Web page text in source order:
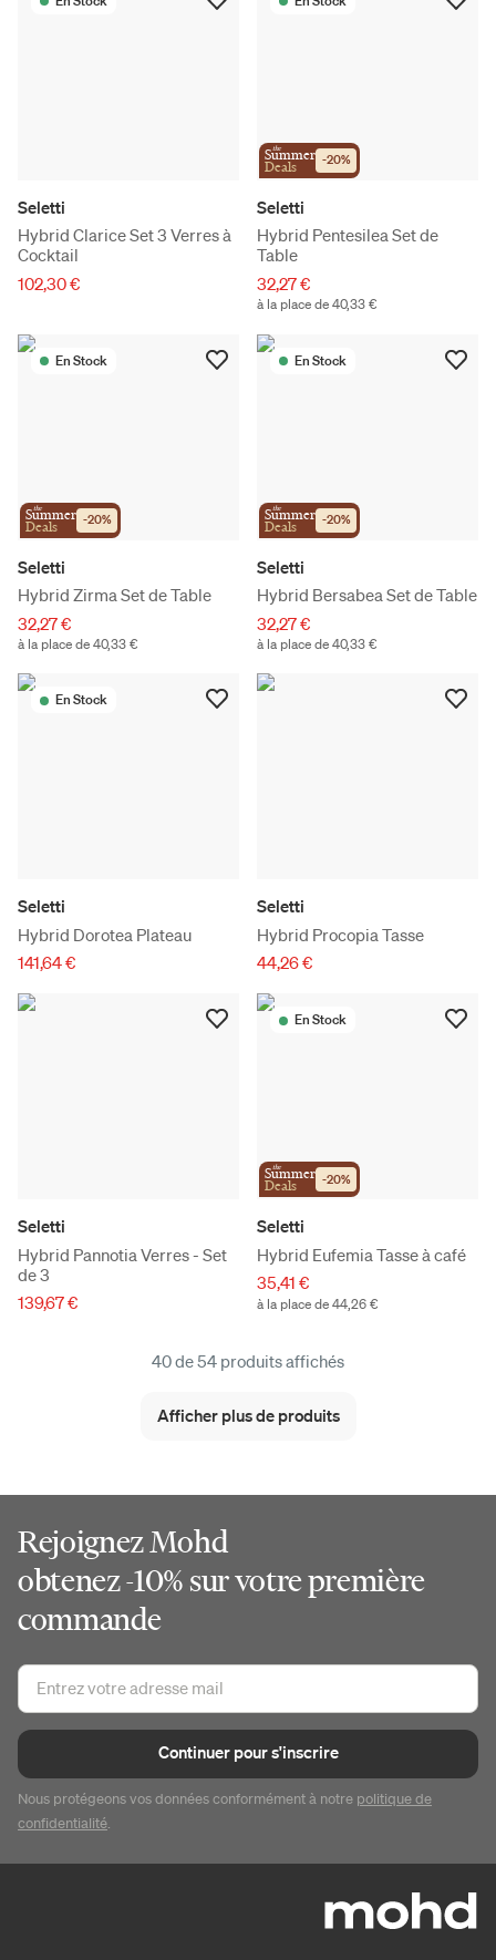
Seletti
Hybrid Clarice Set 3 Verres à
Cocktail
102,30 €
the
Summer
Deals -20%
Seletti
Hybrid Pentesilea Set de
Table
32,27 €
à la place de 40,33 €
En Stock
the
Summer
Deals -20%
Seletti
Hybrid Zirma Set de Table
32,27 €
à la place de 40,33 €
En Stock
the
Summer
Deals -20%
Seletti
Hybrid Bersabea Set de Table
32,27 €
à la place de 40,33 €
En Stock
Seletti
Hybrid Dorotea Plateau
141,64 €
Seletti
Hybrid Procopia Tasse
44,26 €
Seletti
Hybrid Pannotia Verres - Set
de 3
139,67 €
En Stock
the
Summer
Deals -20%
Seletti
Hybrid Eufemia Tasse à café
35,41 €
à la place de 44,26 €
40 de 54 produits affichés
Afficher plus de produits
Rejoignez Mohd
obtenez -10% sur votre première
commande
Continuer pour s'inscrire
Nous protégeons vos données conformément à notre politique de
confidentialité.